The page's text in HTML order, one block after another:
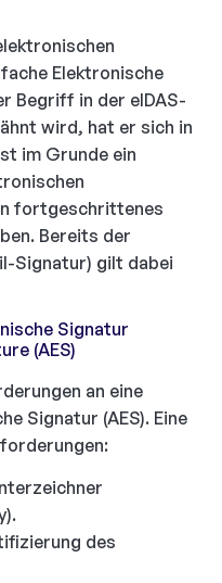
Elektronische
Begriff in der eIDAS-
wird, hat er sich in
im Grunde ein
fortgeschrittenes
Bereits der
Signatur) gilt dabei
Signatur
(AES)
an eine
Signatur (AES). Eine
des